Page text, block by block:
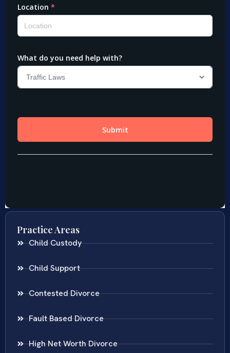
Practice Areas
Child Custody
Child Support
Contested Divorce
Fault Based Divorce
High Net Worth Divorce